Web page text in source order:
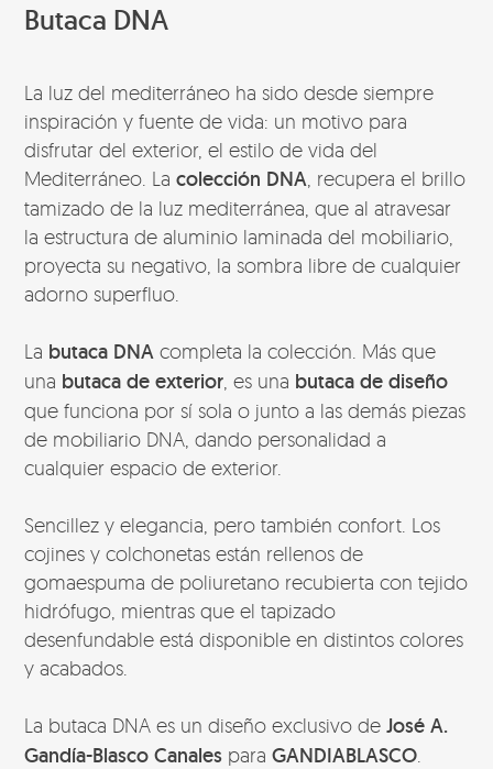
Butaca DNA
La luz del mediterráneo ha sido desde siempre
inspiración y fuente de vida: un motivo para
disfrutar del exterior, el estilo de vida del
Mediterráneo. Lacolección DNA , recupera el brillo
tamizado de la luz mediterránea, que al atravesar
la estructura de aluminio laminada del mobiliario,
proyecta su negativo, la sombra libre de cualquier
adorno superfluo.
La butaca DNA completa la colección. Más que
una butaca de exterior , es una butaca de diseño
que funciona por sí sola o junto a las demás piezas
de mobiliario DNA, dando personalidad a
cualquier espacio de exterior.
Sencillez y elegancia, pero también confort. Los
cojines y colchonetas están rellenos de
gomaespuma de poliuretano recubierta con tejido
hidrófugo, mientras que el tapizado
desenfundable está disponible en distintos colores
y acabados.
La butaca DNA es un diseño exclusivo deJosé A.
Gandía-Blasco Canales paraGANDIABLASCO